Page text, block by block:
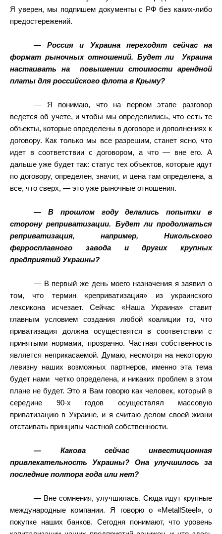
Я уверен, мы подпишем документы с РФ без каких-либо
предостережений.
— Россия и Украина переходят сейчас на
формат рыночных отношений. Будет ли
Украина
настаивать на
повышении стоимости арендной
платы для российского флота в Крыму?
— Я понимаю, что на первом этапе разговор
ведется об учете, и чтобы мы определились, что есть те
объекты, которые определены в договоре и дополнениях к
договору. Как только мы все разрешим, станет ясно, что
идет в соответствии с договором, а что — вне его. А
дальше уже будет так: статус тех объектов, которые идут
по договору, определен, значит, и цена там определена, а
все, что сверх, — это уже рыночные отношения.
— В прошлом году делались попытки в
сторону реприватизации. Будет ли продолжаться
реприватизация, например, Никольского
ферросплавного завода и других крупных
предприятий Украины?
— В первый же день моего назначения я заявил о
том, что термин «реприватизация» из украинского
лексикона исчезает. Сейчас «Наша Украина» ставит
главным условием создания любой коалиции то, что
приватизация должна осуществятся в соответствии с
принятыми нормами, прозрачно. Частная собственность
является неприкасаемой. Думаю, несмотря на некоторую
левизну наших возможных партнеров, именно эта тема
будет нами
четко определена, и никаких проблем в этом
плане не будет. Это я Вам говорю как человек, который в
середине 90-х годов осуществлял массовую
приватизацию в Украине, и я считаю делом своей жизни
отстаивать принципы частной собственности.
— Какова сейчас инвестиционная
привлекательность Украины? Она улучшилось за
последние полтора года или нет?
— Вне сомнения, улучшилась. Сюда идут крупные
международные компании. Я говорю о «MetallSteel», о
покупке наших банков. Сегодня понимают, что уровень